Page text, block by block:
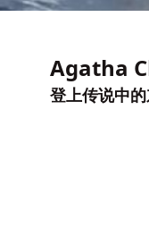
Agatha
登上传说中